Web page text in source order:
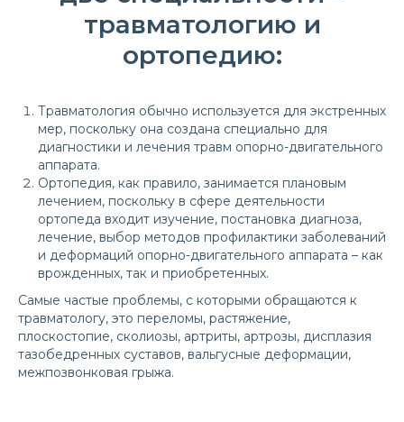
травматологию и
ортопедию:
Травматология обычно используется для экстренных
мер, поскольку она создана специально для
диагностики и лечения травм опорно-двигательного
аппарата.
Ортопедия, как правило, занимается плановым
лечением, поскольку в сфере деятельности
ортопеда входит изучение, постановка диагноза,
лечение, выбор методов профилактики заболеваний
и деформаций опорно-двигательного аппарата – как
врожденных, так и приобретенных.
Самые частые проблемы, с которыми обращаются к
травматологу, это переломы, растяжение,
плоскостопие, сколиозы, артриты, артрозы, дисплазия
тазобедренных суставов, вальгусные деформации,
межпозвонковая грыжа.